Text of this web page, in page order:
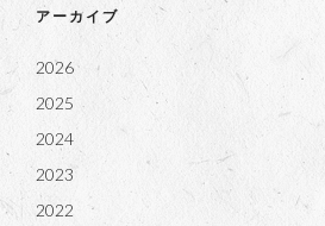
アーカイブ
2026
2025
2024
2023
2022